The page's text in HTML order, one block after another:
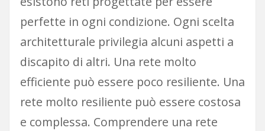
perfette in ogni condizione. Ogni scelta
architetturale privilegia alcuni aspetti a
discapito di altri. Una rete molto
efficiente può essere poco resiliente. Una
rete molto resiliente può essere costosa
e complessa. Comprendere una rete